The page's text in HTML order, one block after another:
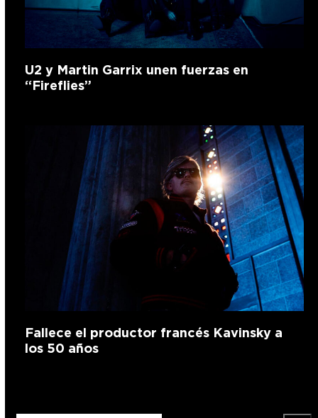
U2 y Martin Garrix unen fuerzas en
“Fireflies”
Fallece el productor francés Kavinsky a
los 50 años